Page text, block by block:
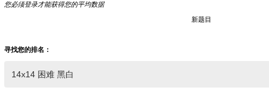
您必须登录才能获得您的平均数据
新题目
寻找您的排名：